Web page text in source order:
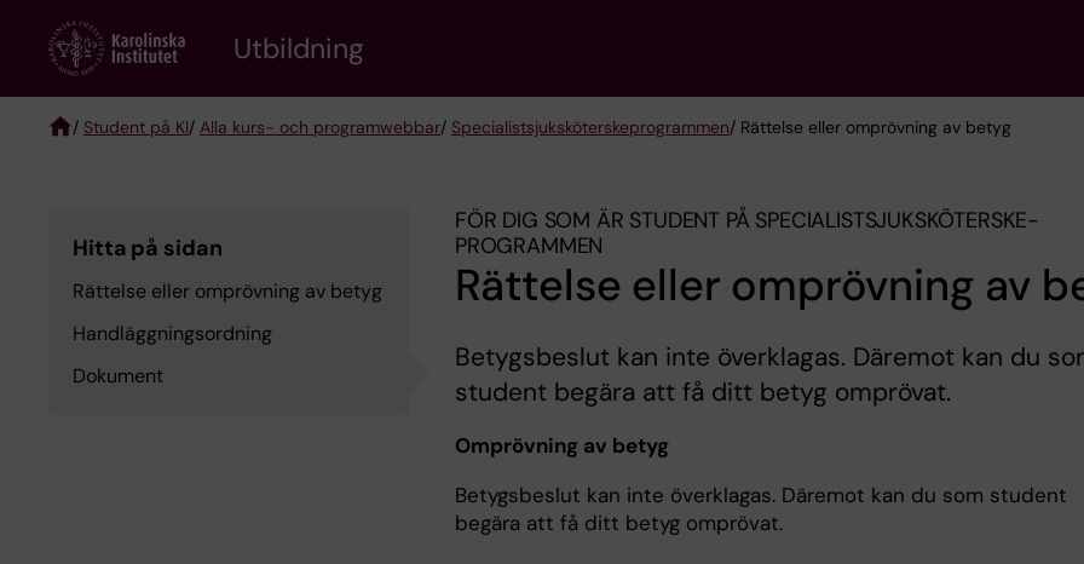
content
Utbildning
/ Student på KI/ Alla kurs- och programwebbar/ Specialist­sjuksköterske­programmen/ Rättelse eller omprövning av betyg
Hitta på sidan
Rättelse eller omprövning av betyg
Handläggningsordning
Dokument
FÖR DIG SOM ÄR STUDENT PÅ SPECIALIST­SJUKSKÖTERSKE­
PROGRAMMEN
Rättelse eller omprövning av
Betygsbeslut kan inte överklagas. Däremot kan du
student begära att få ditt betyg omprövat.
Omprövning av betyg
Betygsbeslut kan inte överklagas. Däremot kan du som student
begära att få ditt betyg omprövat.